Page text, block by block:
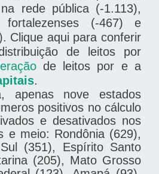
rede pública (-1.113),
fortalezenses (-467) e
Clique aqui para conferir
de leitos por
de leitos por e a
.
apenas nove estados
positivos no cálculo
e desativados nos
e meio: Rondônia (629),
(351), Espírito Santo
(205), Mato Grosso